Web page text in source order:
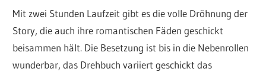
Mit zwei Stunden Laufzeit gibt es die volle Dröhnung der
Story, die auch ihre romantischen Fäden geschickt
beisammen hält. Die Besetzung ist bis in die Nebenrollen
wunderbar, das Drehbuch variiert geschickt das